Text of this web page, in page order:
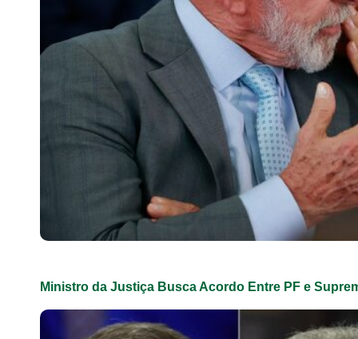
Ministro da Justiça Busca Acordo Entre PF e